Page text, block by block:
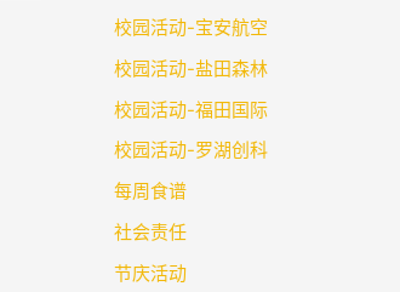
校园活动-宝安航空
校园活动-盐田森林
校园活动-福田国际
校园活动-罗湖创科
每周食谱
社会责任
节庆活动